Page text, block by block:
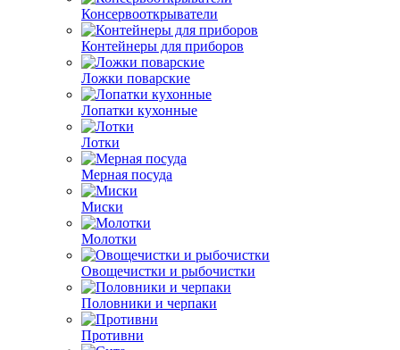
Консервооткрыватели
Контейнеры для приборов
Ложки поварские
Лопатки кухонные
Лотки
Мерная посуда
Миски
Молотки
Овощечистки и рыбочистки
Половники и черпаки
Противни